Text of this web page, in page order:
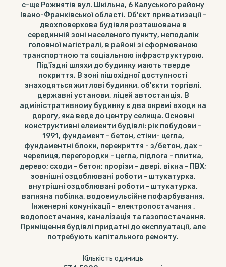
с-ще Рожнятів вул. Шкільна, 6 Калуського району
Івано-Франківської області. Об'єкт приватизації -
двохповерхова будівля розташована в
серединній зоні населеного пункту, неподалік
головної магістралі, в районі зі сформованою
транспортною та соціальною інфраструктурою.
Під'їздні шляхи до будинку мають тверде
покриття. В зоні пішохідної доступності
знаходяться житлові будинки, об'єкти торгівлі,
державні установи, ліцей автостанція. В
адміністративному будинку є два окремі входи на
дорогу, яка веде до центру селища. Основні
конструктивні елементи будівлі: рік побудови -
1991, фундамент - бетон, стіни- цегла,
фундаментні блоки, перекриття - з/бетон, дах -
черепиця, перегородки - цегла, підлога - плитка,
дерево; сходи - бетон; прорізи - двері, вікна - ПВХ;
зовнішні оздоблювані роботи - штукатурка,
внутрішні оздоблювані роботи - штукатурка,
вапняна побілка, водоемульсійне пофарбування.
Інженерні комунікації - електропостачання ,
водопостачання, каналізація та газопостачання.
Приміщення будівлі придатні до експлуатації, але
потребують капітального ремонту.
Кількість одиниць